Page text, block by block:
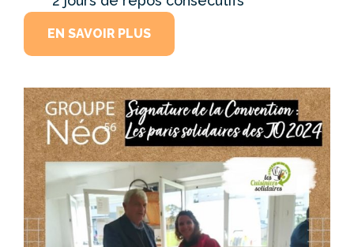
EN SAVOIR PLUS